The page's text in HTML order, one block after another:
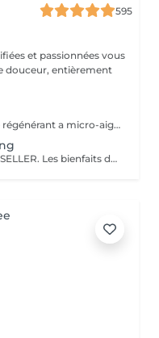
595
et passionnées vous
douceur, entièrement
Le microneedling est un soin cutané régénérant a micro-aiguilles permettant de réduire les signes de l'âge et de raviver l'éclat de votre peau, il aide aussi a effacer les traces d'acné, les cicatrices. Un véritable soin qui resserre les pores dilatés , lisse la peau, estimes les rides et ridules grâce au sérum à l'acide hyaluronique. + LED visage et mains
Associé désormais nos 2 soins BEST SELLER. Les bienfaits de l'hydrafacial et du Microneedling pour un effet optimale sur votre peau. Une peau saine, propre, un effet GLOW instantanément, action anti-rides.